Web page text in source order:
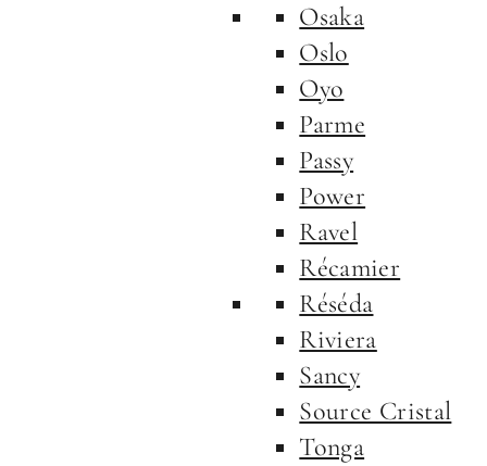
Osaka
Oslo
Oyo
Parme
Passy
Power
Ravel
Récamier
Réséda
Riviera
Sancy
Source Cristal
Tonga